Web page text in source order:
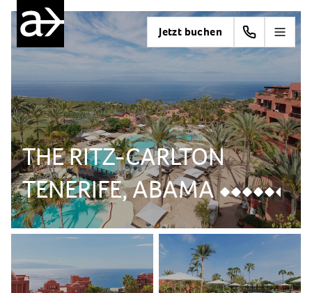
Jetzt buchen
THE RITZ-CARLTON
TENERIFE, ABAMA